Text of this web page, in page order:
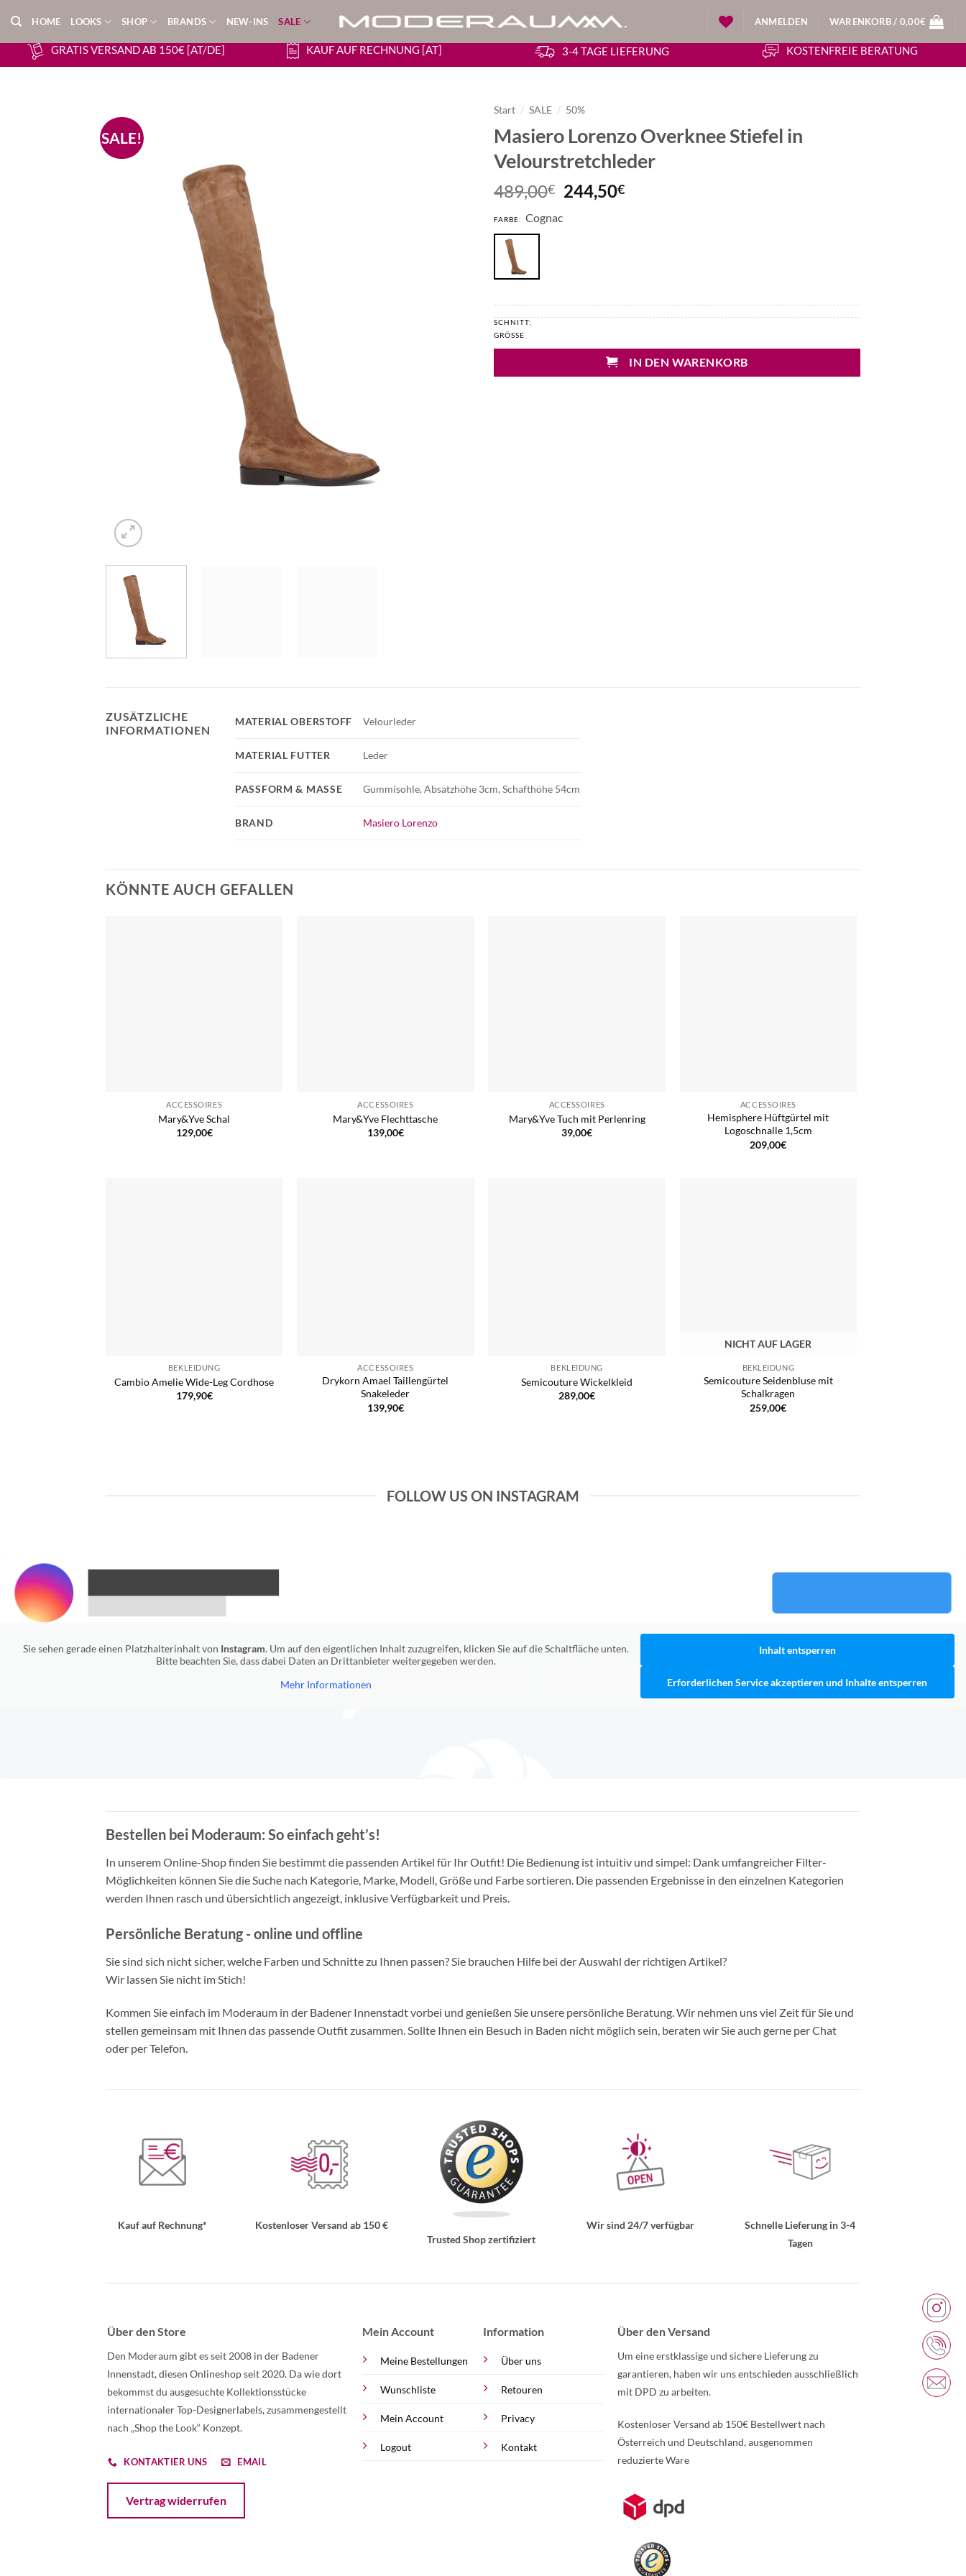
Inhalt
springen
HOME LOOKS SHOP BRANDS NEW-INS SALE ANMELDEN WARENKORB / 0,00€
GRATIS VERSAND AB 150€ [AT/DE] KAUF AUF RECHNUNG [AT] 3-4 TAGE LIEFERUNG KOSTENFREIE BERATUNG
SALE!
Start / SALE / 50%
Masiero Lorenzo Overknee Stiefel in
Velourstretchleder
489,00€ Ursprünglicher
Preis
244,50€Aktueller
FARBE: Cognac
SCHNITT:
GRÖSSE
IN DEN WARENKORB
ZUSÄTZLICHE
INFORMATIONEN
BRAND Masiero Lorenzo
MATERIAL OBERSTOFF Velourleder
MATERIAL FUTTER Leder
PASSFORM & MASSE Gummisohle, Absatzhöhe 3cm, Schafthöhe 54cm
KÖNNTE AUCH GEFALLEN
ACCESSOIRES
Mary&Yve Schal
129,00€
ACCESSOIRES
Mary&Yve Flechttasche
139,00€
ACCESSOIRES
Mary&Yve Tuch mit Perlenring
39,00€
ACCESSOIRES
Hemisphere Hüftgürtel mit
Logoschnalle 1,5cm
209,00€
BEKLEIDUNG
Cambio Amelie Wide-Leg Cordhose
179,90€
ACCESSOIRES
Drykorn Amael Taillengürtel
Snakeleder
139,90€
BEKLEIDUNG
Semicouture Wickelkleid
289,00€
NICHT AUF LAGER
BEKLEIDUNG
Semicouture Seidenbluse mit
Schalkragen
259,00€
FOLLOW US ON INSTAGRAM
Sie sehen gerade einen Platzhalterinhalt von Instagram. Um auf den eigentlichen Inhalt zuzugreifen, klicken Sie auf die Schaltfläche unten.
Bitte beachten Sie, dass dabei Daten an Drittanbieter weitergegeben werden.
Mehr Informationen
Inhalt entsperren
Erforderlichen Service akzeptieren und Inhalte entsperren
Bestellen bei Moderaum: So einfach geht’s!
In unserem Online-Shop finden Sie bestimmt die passenden Artikel für Ihr Outfit! Die Bedienung ist intuitiv und simpel: Dank umfangreicher Filter-
Möglichkeiten können Sie die Suche nach Kategorie, Marke, Modell, Größe und Farbe sortieren. Die passenden Ergebnisse in den einzelnen Kategorien
werden Ihnen rasch und übersichtlich angezeigt, inklusive Verfügbarkeit und Preis.
Persönliche Beratung - online und offline
Sie sind sich nicht sicher, welche Farben und Schnitte zu Ihnen passen? Sie brauchen Hilfe bei der Auswahl der richtigen Artikel?
Wir lassen Sie nicht im Stich!
Kommen Sie einfach im Moderaum in der Badener Innenstadt vorbei und genießen Sie unsere persönliche Beratung. Wir nehmen uns viel Zeit für Sie und
stellen gemeinsam mit Ihnen das passende Outfit zusammen. Sollte Ihnen ein Besuch in Baden nicht möglich sein, beraten wir Sie auch gerne per Chat
oder per Telefon.
Kauf auf Rechnung*
Kostenloser Versand ab 150 €
Trusted Shop zertifiziert
Wir sind 24/7 verfügbar
Schnelle Lieferung in 3-4
Tagen
Über den Store
Den Moderaum gibt es seit 2008 in der Badener
Innenstadt, diesen Onlineshop seit 2020. Da wie dort
bekommst du ausgesuchte Kollektionsstücke
internationaler Top-Designerlabels, zusammengestellt
nach „Shop the Look“ Konzept.
KONTAKTIER UNS EMAIL
Vertrag widerrufen
Mein Account
Meine Bestellungen
Wunschliste
Mein Account
Logout
Information
Über uns
Retouren
Privacy
Kontakt
Über den Versand
Um eine erstklassige und sichere Lieferung zu
garantieren, haben wir uns entschieden ausschließlich
mit DPD zu arbeiten.
Kostenloser Versand ab 150€ Bestellwert nach
Österreich und Deutschland, ausgenommen
reduzierte Ware
Weitere Informationen über den gesperrten Inhalt.